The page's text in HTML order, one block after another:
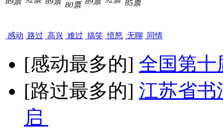
感动 路过 高兴
80票
难过 搞笑 愤怒
85票
无聊 同情
[感动最多的] 全国第十
[路过最多的] 江苏省书
启